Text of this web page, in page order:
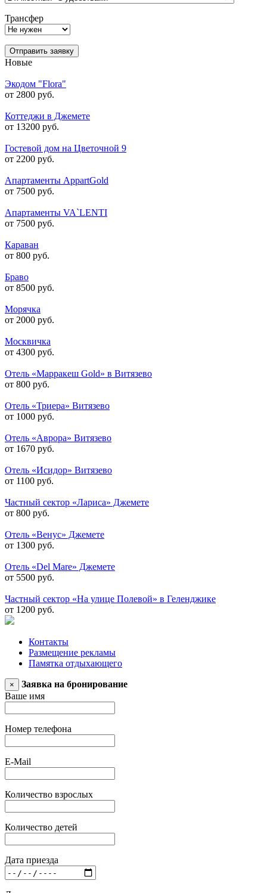
Трансфер
Отправить заявку
Новые
Экодом "Flora"
от 2800 руб.
Коттеджи в Джемете
от 13200 руб.
Гостевой дом на Цветочной 9
от 2200 руб.
Апартаменты AppartGold
от 7500 руб.
Апартаменты VA`LENTI
от 7500 руб.
Караван
от 800 руб.
Браво
от 8500 руб.
Морячка
от 2000 руб.
Москвичка
от 4300 руб.
Отель «Марракеш Gold» в Витязево
от 800 руб.
Отель «Триера» Витязево
от 1000 руб.
Отель «Аврора» Витязево
от 1670 руб.
Отель «Исидор» Витязево
от 1100 руб.
Частный сектор «Лариса» Джемете
от 800 руб.
Отель «Венус» Джемете
от 1300 руб.
Отель «Del Mare» Джемете
от 5500 руб.
Частный сектор «На улице Полевой» в Геленджике
от 1200 руб.
Контакты
Размещение рекламы
Памятка отдыхающего
×
Заявка на бронирование
Ваше имя
Номер телефона
E-Mail
Количество взрослых
Количество детей
Дата приезда